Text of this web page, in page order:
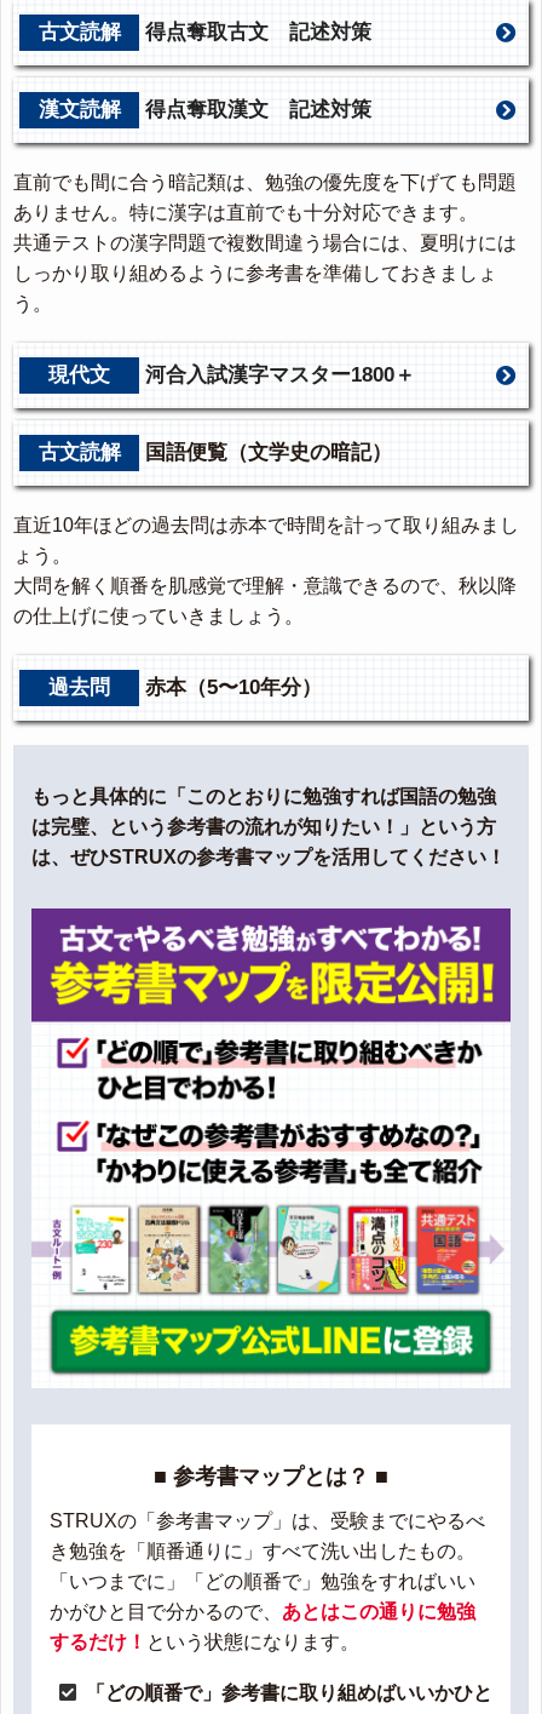
古文読解 得点奪取古文 記述対策
漢文読解 得点奪取漢文 記述対策
直前でも間に合う暗記類は、勉強の優先度を下げても問題
ありません。特に漢字は直前でも十分対応できます。
共通テストの漢字問題で複数間違う場合には、夏明けには
しっかり取り組めるように参考書を準備しておきましょ
う。
現代文 河合入試漢字マスター1800＋
古文読解 国語便覧（文学史の暗記）
直近10年ほどの過去問は赤本で時間を計って取り組みまし
ょう。
大問を解く順番を肌感覚で理解・意識できるので、秋以降
の仕上げに使っていきましょう。
過去問 赤本（5〜10年分）
もっと具体的に「このとおりに勉強すれば国語の勉強
は完璧、という参考書の流れが知りたい！」という方
は、ぜひSTRUXの参考書マップを活用してください！
■ 参考書マップとは？ ■
STRUXの「参考書マップ」は、受験までにやるべ
き勉強を「順番通りに」すべて洗い出したもの。
「いつまでに」「どの順番で」勉強をすればいい
かがひと目で分かるので、 あとはこの通りに勉強
するだけ！ という状態になります。
「どの順番で」参考書に取り組めばいいかひと